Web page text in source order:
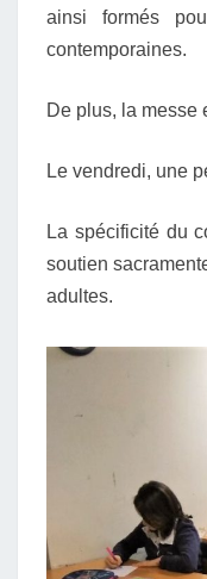
ainsi formés
contemporaines.
De plus, la messe
Le vendredi, une
La spécificité du
soutien
adultes.